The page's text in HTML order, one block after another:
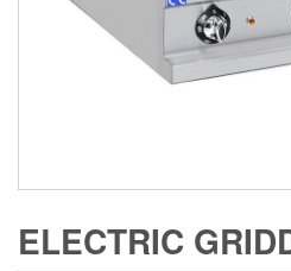
ELECTRIC